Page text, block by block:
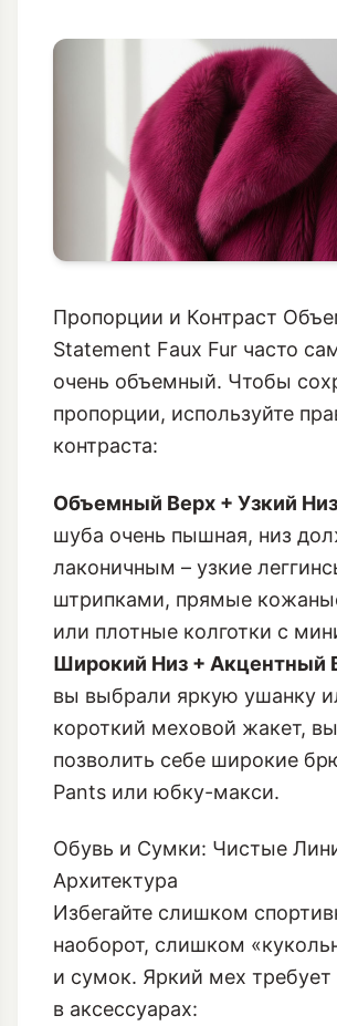
Пропорции и Контраст
Statement Faux Fur часто
очень объемный. Чтобы
пропорции, используйте
контраста:
Объемный Верх + Узкий
шуба очень пышная, низ
лаконичным – узкие
штрипками, прямые
или плотные колготки с
Широкий Низ + Акцентный
вы выбрали яркую ушанку
короткий меховой жакет,
позволить себе широкие
Pants или юбку-макси.
Обувь и Сумки: Чистые
Архитектура
Избегайте слишком
наоборот, слишком
и сумок. Яркий мех требует
в аксессуарах: